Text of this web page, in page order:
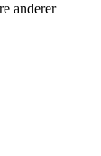
anderer